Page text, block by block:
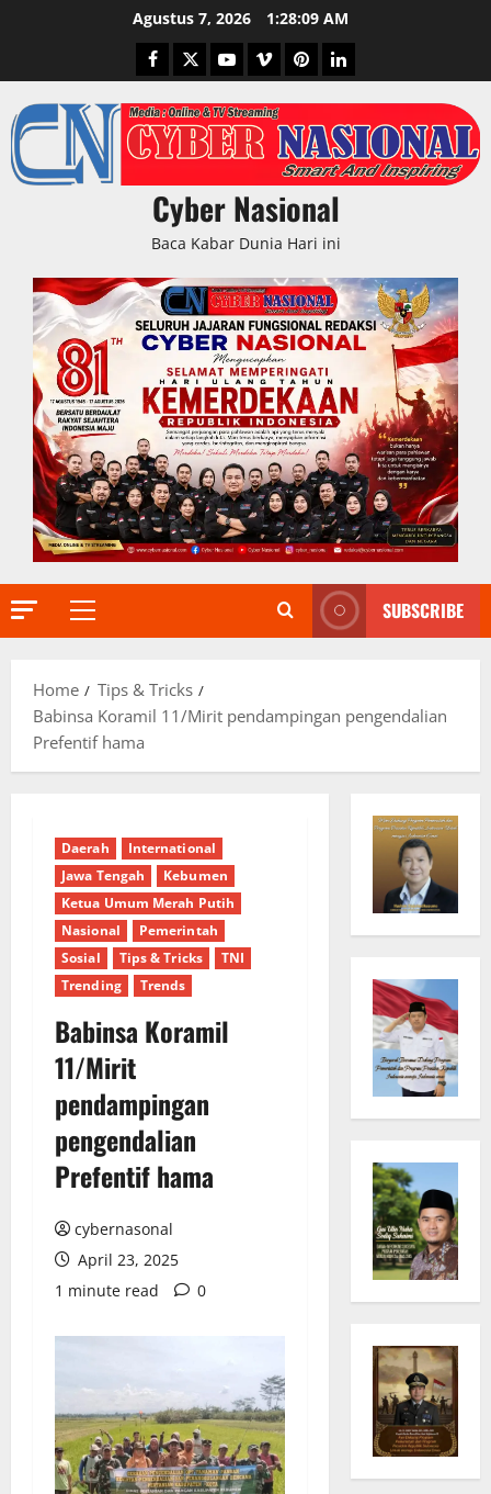
Agustus 7, 2026 1:28:10 AM
Facebook
TwitterYoutubeVimeoPinterestLinkedIn
Cyber Nasional
Baca Kabar Dunia Hari ini
Primary
SUBSCRIBE
Home
Tips & Tricks
Babinsa Koramil 11/Mirit pendampingan pengendalian
Prefentif hama
Daerah
International
Jawa Tengah
Kebumen
Ketua Umum Merah Putih
Nasional
Pemerintah
Sosial
Tips & Tricks
TNI
Trending
Trends
Babinsa Koramil
11/Mirit
pendampingan
pengendalian
Prefentif hama
cybernasonal
April 23, 2025
1 minute read
0